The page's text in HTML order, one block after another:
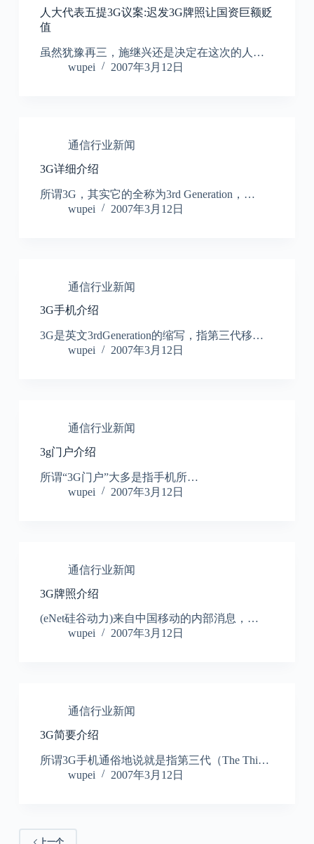
人大代表五提3G议案:迟发3G牌照让国资巨额贬
值
虽然犹豫再三，施继兴还是决定在这次的人…
wupei
2007年3月12日
通信行业新闻
3G详细介绍
所谓3G，其实它的全称为3rd Generation，…
wupei
2007年3月12日
通信行业新闻
3G手机介绍
3G是英文3rdGeneration的缩写，指第三代移…
wupei
2007年3月12日
通信行业新闻
3g门户介绍
所谓“3G门户”大多是指手机所…
wupei
2007年3月12日
通信行业新闻
3G牌照介绍
(eNet硅谷动力)来自中国移动的内部消息，…
wupei
2007年3月12日
通信行业新闻
3G简要介绍
所谓3G手机通俗地说就是指第三代（The Thi…
wupei
2007年3月12日